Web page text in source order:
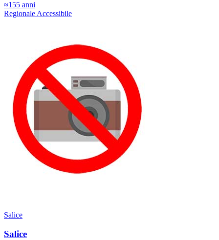
≈155 anni
Regionale Accessibile
Salice
Salice